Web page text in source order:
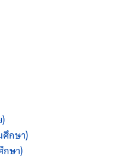
กษา)
กษา)